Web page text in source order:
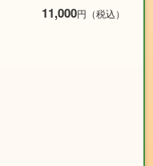
11,000円（税込）